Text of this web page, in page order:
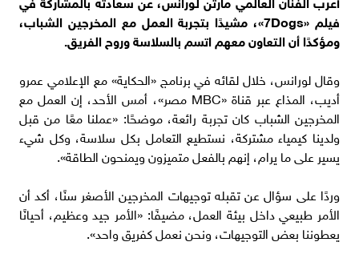
فيلم «7Dogs»، مشيدًا بتجربة العمل مع المخرجين الشباب،
ومؤكدًا أن التعاون معهم اتسم بالسلاسة وروح الفريق.
وقال لورانس، خلال لقائه في برنامج «الحكاية» مع الإعلامي عمرو
أديب، المذاع عبر قناة «MBC مصر»، أمس الأحد، إن العمل مع
المخرجين الشباب كان تجربة رائعة، موضحًا: «عملنا معًا من قبل
ولدينا كيمياء مشتركة، نستطيع التعامل بكل سلاسة، وكل شيء
يسير على ما يرام، إنهم بالفعل متميزون ويمنحون الطاقة».
وردًا على سؤال عن تقبله توجيهات المخرجين الأصغر سنًا، أكد أن
الأمر طبيعي داخل بيئة العمل، مضيفًا: «الأمر جيد وعظيم، أحيانًا
يعطوننا بعض التوجيهات، ونحن نعمل كفريق واحد».